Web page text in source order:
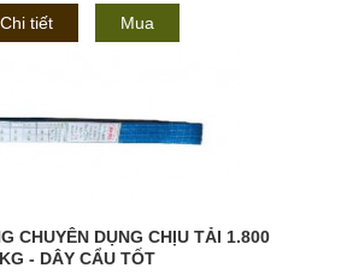
Chi tiết Mua
CHUYÊN DỤNG CHỊU TẢI 1.800
KG - DÂY CẨU TỐT